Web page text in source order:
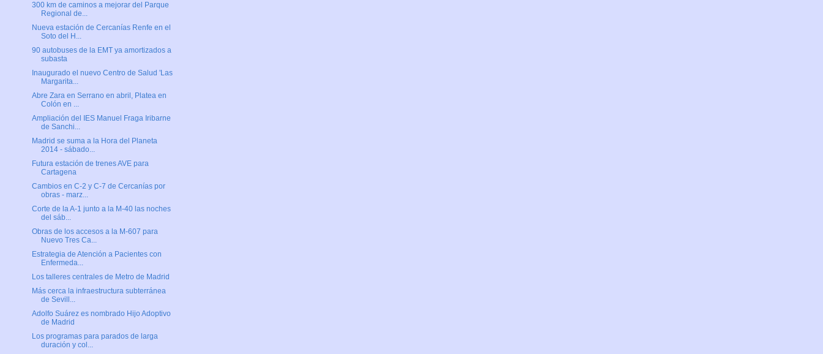
300 km de caminos a mejorar del Parque
Regional de...
Nueva estación de Cercanías Renfe en el
Soto del H...
90 autobuses de la EMT ya amortizados a
subasta
Inaugurado el nuevo Centro de Salud 'Las
Margarita...
Abre Zara en Serrano en abril, Platea en
Colón en ...
Ampliación del IES Manuel Fraga Iribarne
de Sanchi...
Madrid se suma a la Hora del Planeta
2014 - sábado...
Futura estación de trenes AVE para
Cartagena
Cambios en C-2 y C-7 de Cercanías por
obras - marz...
Corte de la A-1 junto a la M-40 las noches
del sáb...
Obras de los accesos a la M-607 para
Nuevo Tres Ca...
Estrategia de Atención a Pacientes con
Enfermeda...
Los talleres centrales de Metro de Madrid
Más cerca la infraestructura subterránea
de Sevill...
Adolfo Suárez es nombrado Hijo Adoptivo
de Madrid
Los programas para parados de larga
duración y col...